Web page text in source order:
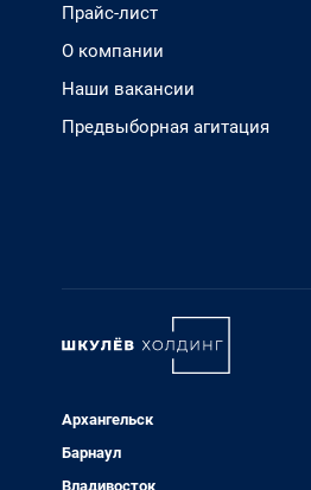
Прайс-лист
О компании
Наши вакансии
Предвыборная агитация
Архангельск
Барнаул
Владивосток